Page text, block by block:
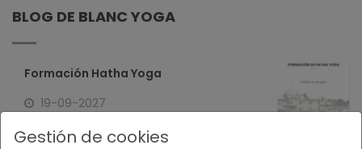
BLOG DE BLANC YOGA
Formación Hatha Yoga
19-09-2027
Gestión de cookies